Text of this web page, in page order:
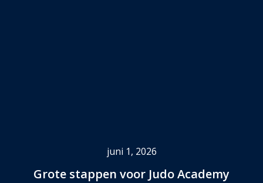
juni 1, 2026
Grote stappen voor Judo Academy